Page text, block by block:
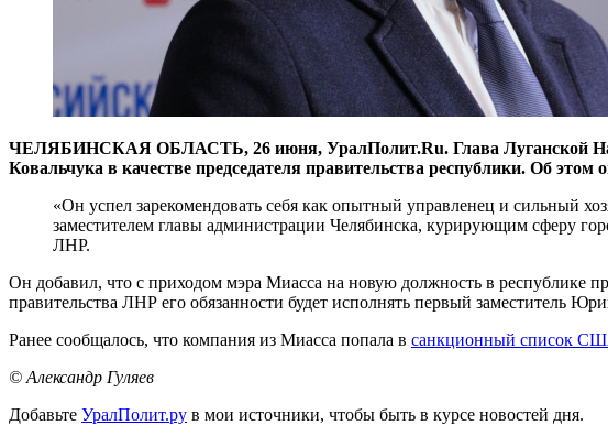
ЧЕЛЯБИНСКАЯ ОБЛАСТЬ, 26 июня, УралПолит.Ru. Глава Луганской
Ковальчука в качестве председателя правительства республики. Об
«Он успел зарекомендовать себя как опытный управленец и сильный
заместителем главы администрации Челябинска, курирующим сферу
ЛНР.
Он добавил, что с приходом мэра Миасса на новую должность в республике
правительства ЛНР его обязанности будет исполнять первый заместитель
Ранее сообщалось, что компания из Миасса попала в санкционный список
© Александр Гуляев
Добавьте УралПолит.ру в мои источники, чтобы быть в курсе новостей дня.